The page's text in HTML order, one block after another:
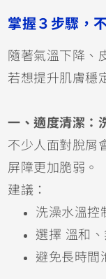
掌握３步驟，
隨著氣溫下降、
若想提升肌膚穩
一、適度清潔：
不少人面對脫屑
屏障更加脆弱。
建議：
洗澡水溫控
選擇 溫和
避免長時間